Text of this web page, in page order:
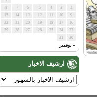
« نوفمبر
ارشيف الاخبار